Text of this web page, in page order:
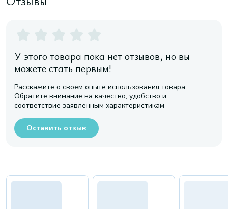
У этого товара пока нет отзывов, но вы
можете стать первым!
Расскажите о своем опыте использования товара.
Обратите внимание на качество, удобство и
соответствие заявленным характеристикам
Оставить отзыв